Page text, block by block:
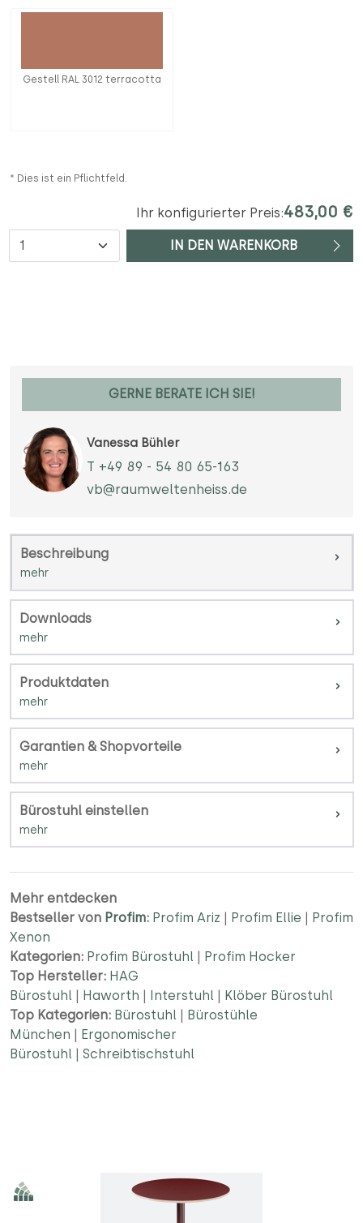
Gestell RAL 3012 terracotta
* Dies ist ein Pflichtfeld.
Ihr konfigurierter Preis:483,00 €
Anzahl IN DEN WARENKORB
GERNE BERATE ICH SIE!
Vanessa Bühler
T +49 89 - 54 80 65-163
vb@raumweltenheiss.de
Beschreibung
Downloads
Produktdaten
Garantien & Shopvorteile
Bürostuhl einstellen
Mehr entdecken
Bestseller von Profim: Profim Ariz | Profim Ellie | Profim
Xenon
Kategorien: Profim Bürostuhl | Profim Hocker
Top Hersteller: HAG
Bürostuhl | Haworth | Interstuhl | Klöber Bürostuhl
Top Kategorien: Bürostuhl | Bürostühle
München | Ergonomischer
Bürostuhl | Schreibtischstuhl